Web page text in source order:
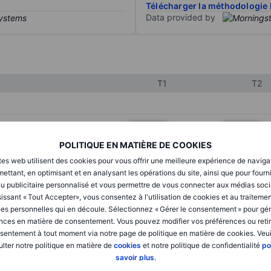
POLITIQUE EN MATIÈRE DE COOKIES
web utilisent des cookies pour vous offrir une meilleure expérience de
en optimisant et en analysant les opérations du site, ainsi que pour
publicitaire personnalisé et vous permettre de vous connecter aux médias
« Tout Accepter», vous consentez à l'utilisation de cookies et au
personnelles qui en découle. Sélectionnez « Gérer le consentement » pour
en matière de consentement. Vous pouvez modifier vos préférences ou
à tout moment via notre page de politique en matière de cookies.
notre politique en matière de cookies et notre politique de confidentialité
savoir plus.
Télécharger la méthodologie
Data provided by
T1 T2
XXXXXXX XXXXXXX
XXXXXXX
XXXXXXX XXXXXXX
XXXXXXX XXXXXXX
XXXXXXX XXXXXXX